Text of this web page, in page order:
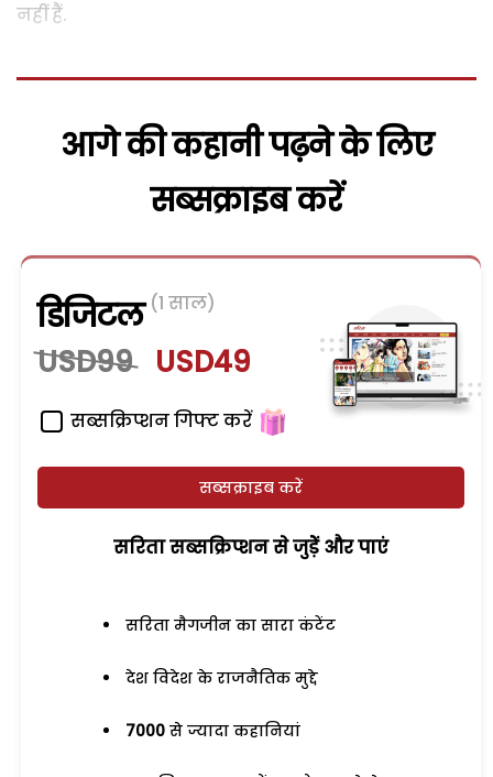
नहीं हैं.
आगे की कहानी पढ़ने के लिए
सब्सक्राइब करें
डिजिटल (1 साल)
USD99 USD49
सब्सक्रिप्शन गिफ्ट करें
सब्सक्राइब करें
सरिता सब्सक्रिप्शन से जुड़ेें और पाएं
सरिता मैगजीन का सारा कंटेंट
देश विदेश के राजनैतिक मुद्दे
7000 से ज्यादा कहानियां